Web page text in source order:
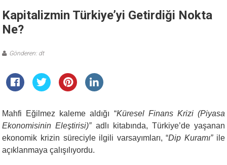
Kapitalizmin Türkiye’yi Getirdiği Nokta
Ne?
Gönderen: dt
Mahfi Eğilmez kaleme aldığı “Küresel Finans Krizi (Piyasa
Ekonomisinin Eleştirisi)”adlı kitabında, Türkiye’de yaşanan
ekonomik krizin süreciyle ilgili varsayımları, “Dip Kuramı”ile
açıklanmaya çalışılıyordu.